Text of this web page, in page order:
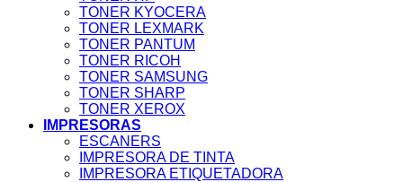
TONER KYOCERA
TONER LEXMARK
TONER PANTUM
TONER RICOH
TONER SAMSUNG
TONER SHARP
TONER XEROX
IMPRESORAS
ESCANERS
IMPRESORA DE TINTA
IMPRESORA ETIQUETADORA